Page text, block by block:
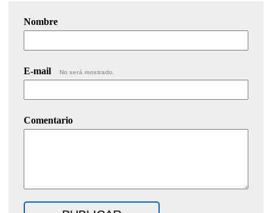
Nombre
E-mail No será mostrado.
Comentario